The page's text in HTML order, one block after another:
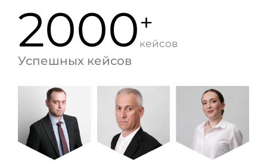
2000+
кейсов
Успешных кейсов